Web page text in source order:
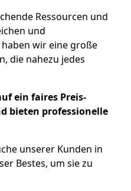
Ressourcen und
und
haben wir eine große
die nahezu jedes
ein faires Preis-
bieten professionelle
unserer Kunden in
Bestes, um sie zu